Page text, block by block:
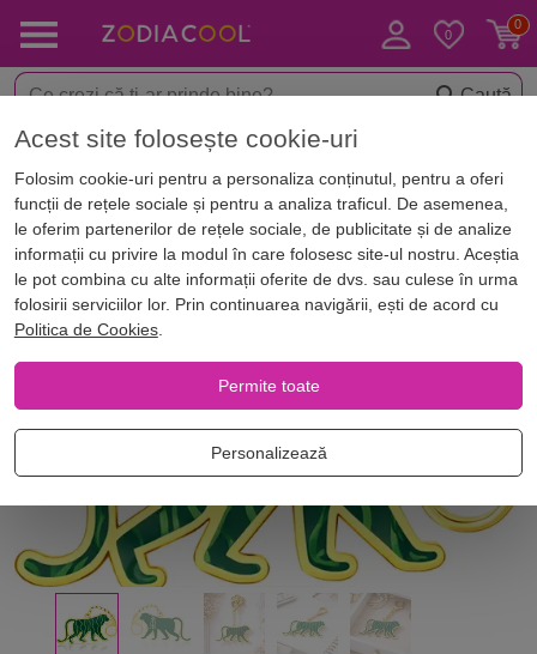
Caută
< Amulete & Talismane Brelocuri
Acest site folosește cookie-uri
Folosim cookie-uri pentru a personaliza conținutul, pentru a oferi
funcții de rețele sociale și pentru a analiza traficul. De asemenea,
le oferim partenerilor de rețele sociale, de publicitate și de analize
informații cu privire la modul în care folosesc site-ul nostru. Aceștia
le pot combina cu alte informații oferite de dvs. sau culese în urma
folosirii serviciilor lor. Prin continuarea navigării, ești de acord cu
Politica de Cookies.
Permite toate
Personalizează